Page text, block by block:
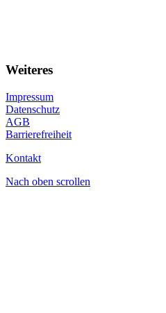
Weiteres
Impressum
Datenschutz
AGB
Barrierefreiheit
Kontakt
Nach oben scrollen